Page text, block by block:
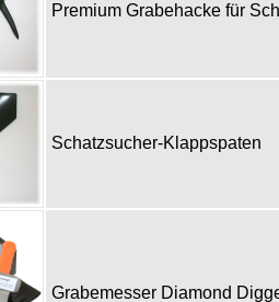
Premium Grabehacke für
Schatzsucher-Klappspaten
Grabemesser Diamond